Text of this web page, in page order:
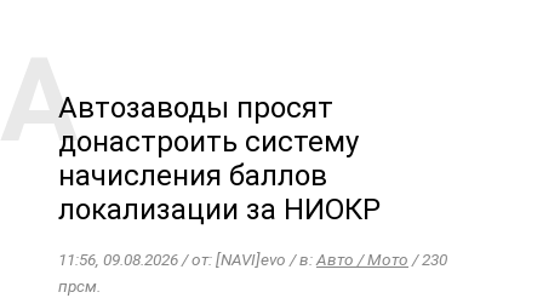
Автозаводы просят
донастроить систему
начисления баллов
локализации за НИОКР
11:56, 09.08.2026 / от: [NAVI]evo / в:Авто / Мото / 230
прсм.